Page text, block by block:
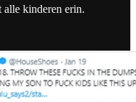
alle kinderen erin.